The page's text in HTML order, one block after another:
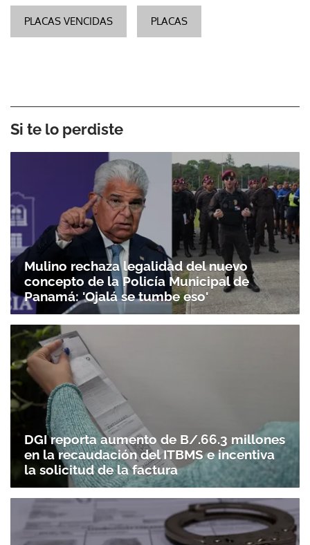
PLACAS VENCIDAS PLACAS
Si te lo perdiste
Mulino rechaza legalidad del nuevo
concepto de la Policía Municipal de
Panamá: 'Ojalá se tumbe eso'
DGI reporta aumento de B/.66.3 millones
en la recaudación del ITBMS e incentiva
la solicitud de la factura